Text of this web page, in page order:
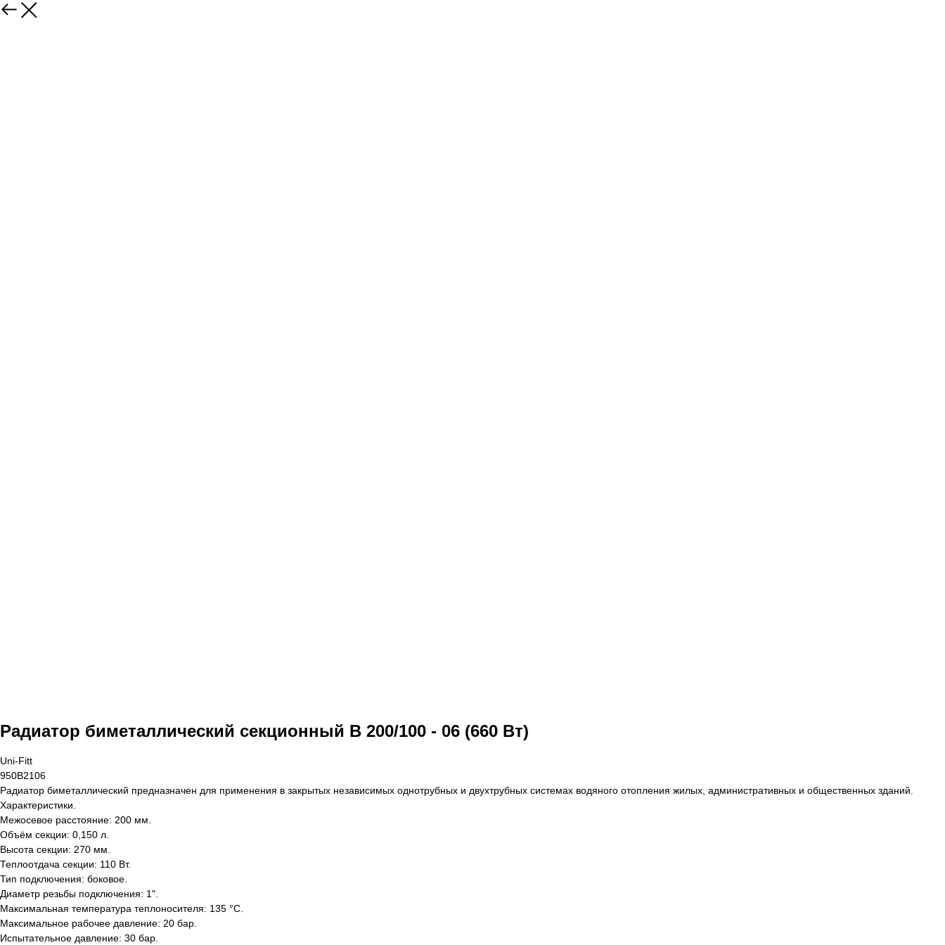
Радиатор биметаллический секционный B 200/100 - 06 (660 Вт)
Uni-Fitt
950B2106
Радиатор биметаллический предназначен для применения в закрытых независимых однотрубных и двухтрубных системах водяного отопления жилых, административных и общественных зданий.
Характеристики.
Межосевое расстояние: 200 мм.
Объём секции: 0,150 л.
Высота секции: 270 мм.
Теплоотдача секции: 110 Вт.
Тип подключения: боковое.
Диаметр резьбы подключения: 1".
Максимальная температура теплоносителя: 135 °С.
Максимальное рабочее давление: 20 бар.
Испытательное давление: 30 бар.